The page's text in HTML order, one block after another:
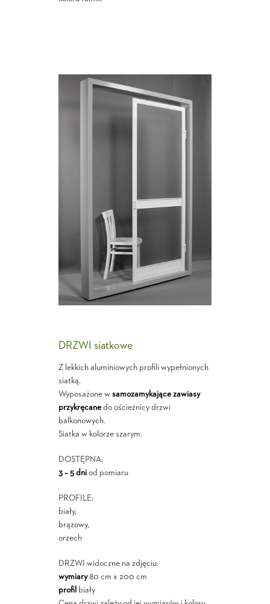
DRZWI siatkowe
Z lekkich aluminiowych profili wypełnionych
siatką.
Wyposażone w samozamykające zawiasy
przykręcanedo ościeżnicy drzwi
balkonowych.
Siatka w kolorze szarym.
DOSTĘPNA:
3 – 5 dniod pomiaru
PROFILE:
biały,
brązowy,
orzech
DRZWI widoczne na zdjęciu:
wymiary80 cm x 200 cm
profil biały